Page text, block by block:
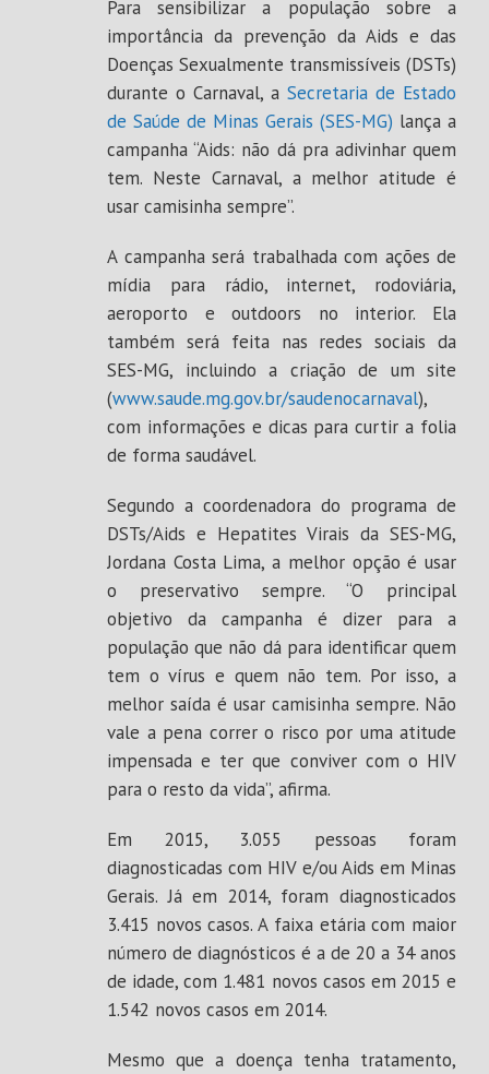
Para sensibilizar a população sobre a
importância da prevenção da Aids e das
Doenças Sexualmente transmissíveis (DSTs)
durante o Carnaval, a Secretaria de Estado
de Saúde de Minas Gerais (SES-MG) lança a
campanha “Aids: não dá pra adivinhar quem
tem. Neste Carnaval, a melhor atitude é
usar camisinha sempre”.
A campanha será trabalhada com ações de
mídia para rádio, internet, rodoviária,
aeroporto e outdoors no interior. Ela
também será feita nas redes sociais da
SES-MG, incluindo a criação de um site
(www.saude.mg.gov.br/saudenocarnaval),
com informações e dicas para curtir a folia
de forma saudável.
Segundo a coordenadora do programa de
DSTs/Aids e Hepatites Virais da SES-MG,
Jordana Costa Lima, a melhor opção é usar
o preservativo sempre. “O principal
objetivo da campanha é dizer para a
população que não dá para identificar quem
tem o vírus e quem não tem. Por isso, a
melhor saída é usar camisinha sempre. Não
vale a pena correr o risco por uma atitude
impensada e ter que conviver com o HIV
para o resto da vida”, afirma.
Em 2015, 3.055 pessoas foram
diagnosticadas com HIV e/ou Aids em Minas
Gerais. Já em 2014, foram diagnosticados
3.415 novos casos. A faixa etária com maior
número de diagnósticos é a de 20 a 34 anos
de idade, com 1.481 novos casos em 2015 e
1.542 novos casos em 2014.
Mesmo que a doença tenha tratamento,